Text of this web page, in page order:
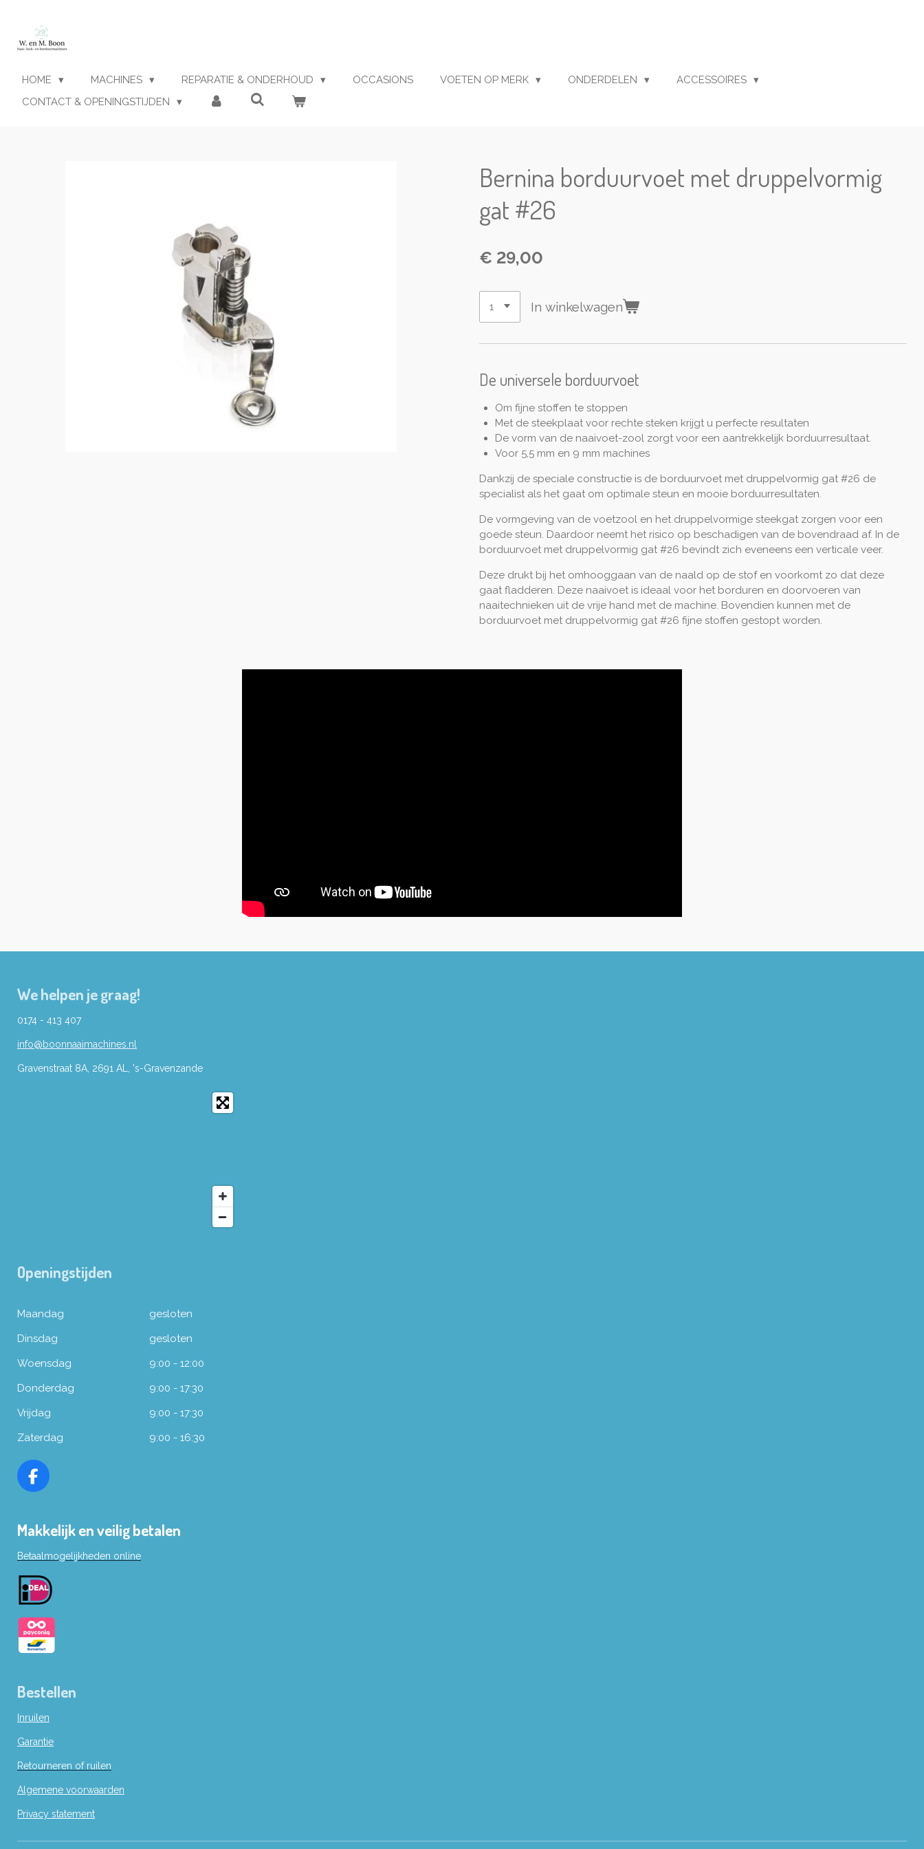
naar
hoofdinhoud
HOME MACHINES REPARATIE & ONDERHOUD OCCASIONS VOETEN OP MERK ONDERDELEN
ACCESSOIRES
CONTACT & OPENINGSTIJDEN
Bernina borduurvoet met druppelvormig
gat #26
€ 29,00
In winkelwagen
De universele borduurvoet
Om fijne stoffen te stoppen
Met de steekplaat voor rechte steken krijgt u perfecte resultaten
De vorm van de naaivoet-zool zorgt voor een aantrekkelijk borduurresultaat.
Voor 5,5 mm en 9 mm machines
Dankzij de speciale constructie is de borduurvoet met druppelvormig gat #26 de
specialist als het gaat om optimale steun en mooie borduurresultaten.
De vormgeving van de voetzool en het druppelvormige steekgat zorgen voor een
goede steun. Daardoor neemt het risico op beschadigen van de bovendraad af. In de
borduurvoet met druppelvormig gat #26 bevindt zich eveneens een verticale veer.
Deze drukt bij het omhooggaan van de naald op de stof en voorkomt zo dat deze
gaat fladderen. Deze naaivoet is ideaal voor het borduren en doorvoeren van
naaitechnieken uit de vrije hand met de machine. Bovendien kunnen met de
borduurvoet met druppelvormig gat #26 fijne stoffen gestopt worden.
We helpen je graag!
0174 - 413 407
info@boonnaaimachines.nl
Gravenstraat 8A, 2691 AL, 's-Gravenzande
Openingstijden
Maandag
gesloten
Dinsdag
gesloten
Woensdag
9:00 - 12:00
Donderdag
9:00 - 17:30
Vrijdag
9:00 - 17:30
Zaterdag
9:00 - 16:30
F
e
o
o
k
Makkelijk en veilig betalen
Betaalmogelijkheden online
Bestellen
Inruilen
Garantie
Retourneren of ruilen
Algemene voorwaarden
Privacy statement